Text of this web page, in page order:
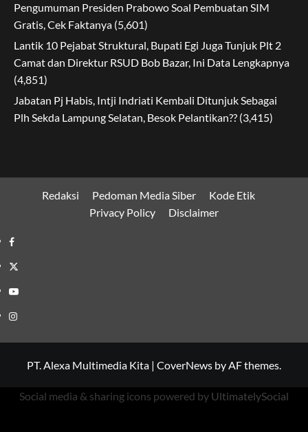
Pengumuman Presiden Prabowo Soal Pembuatan SIM
Gratis, Cek Faktanya (5,601)
Lantik 10 Pejabat Struktural, Bupati Egi Juga Tunjuk Plt 2
Camat dan Direktur RSUD Bob Bazar, Ini Data Lengkapnya
(4,851)
Jabatan Pj Habis, Intji Indriati Kembali Ditunjuk Sebagai
Plh Sekda Lampung Selatan, Besok Pelantikan?? (3,415)
Redaksi Pedoman Media Siber
Kode Etik
Privacy Policy
Disclaimer
Facebook
Twitter
Youtube
Instagram
PT. Alexa Multimedia Kita | CoverNews by AF themes.
Social media & sharing icons powered by UltimatelySocial